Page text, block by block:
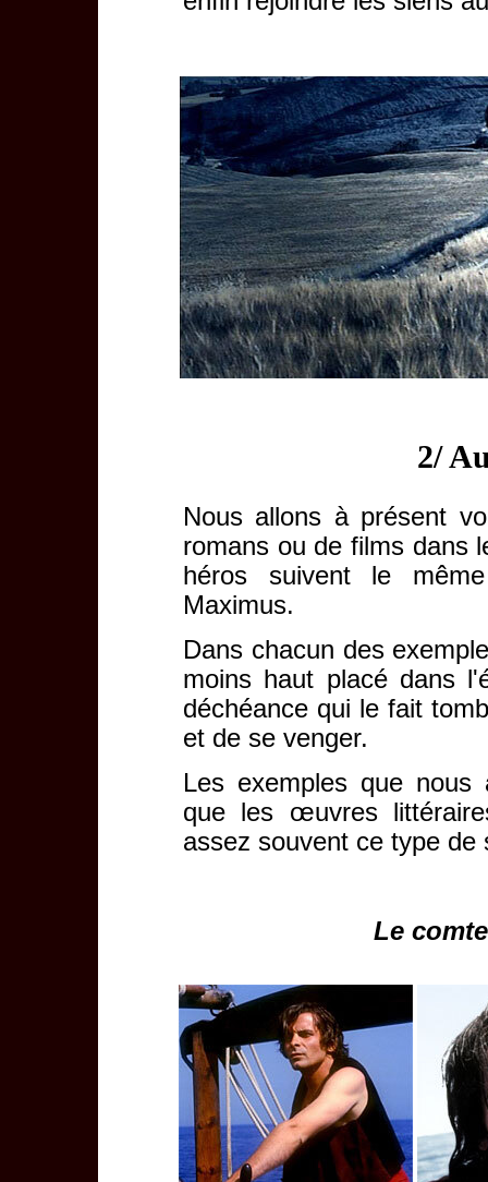
2/
Nous allons à présent
romans ou de films dans
héros suivent le
Maximus.
Dans chacun des
moins haut placé dans
déchéance qui le fait
et de se venger.
Les exemples que nous
que les œuvres
assez souvent ce type de
Le